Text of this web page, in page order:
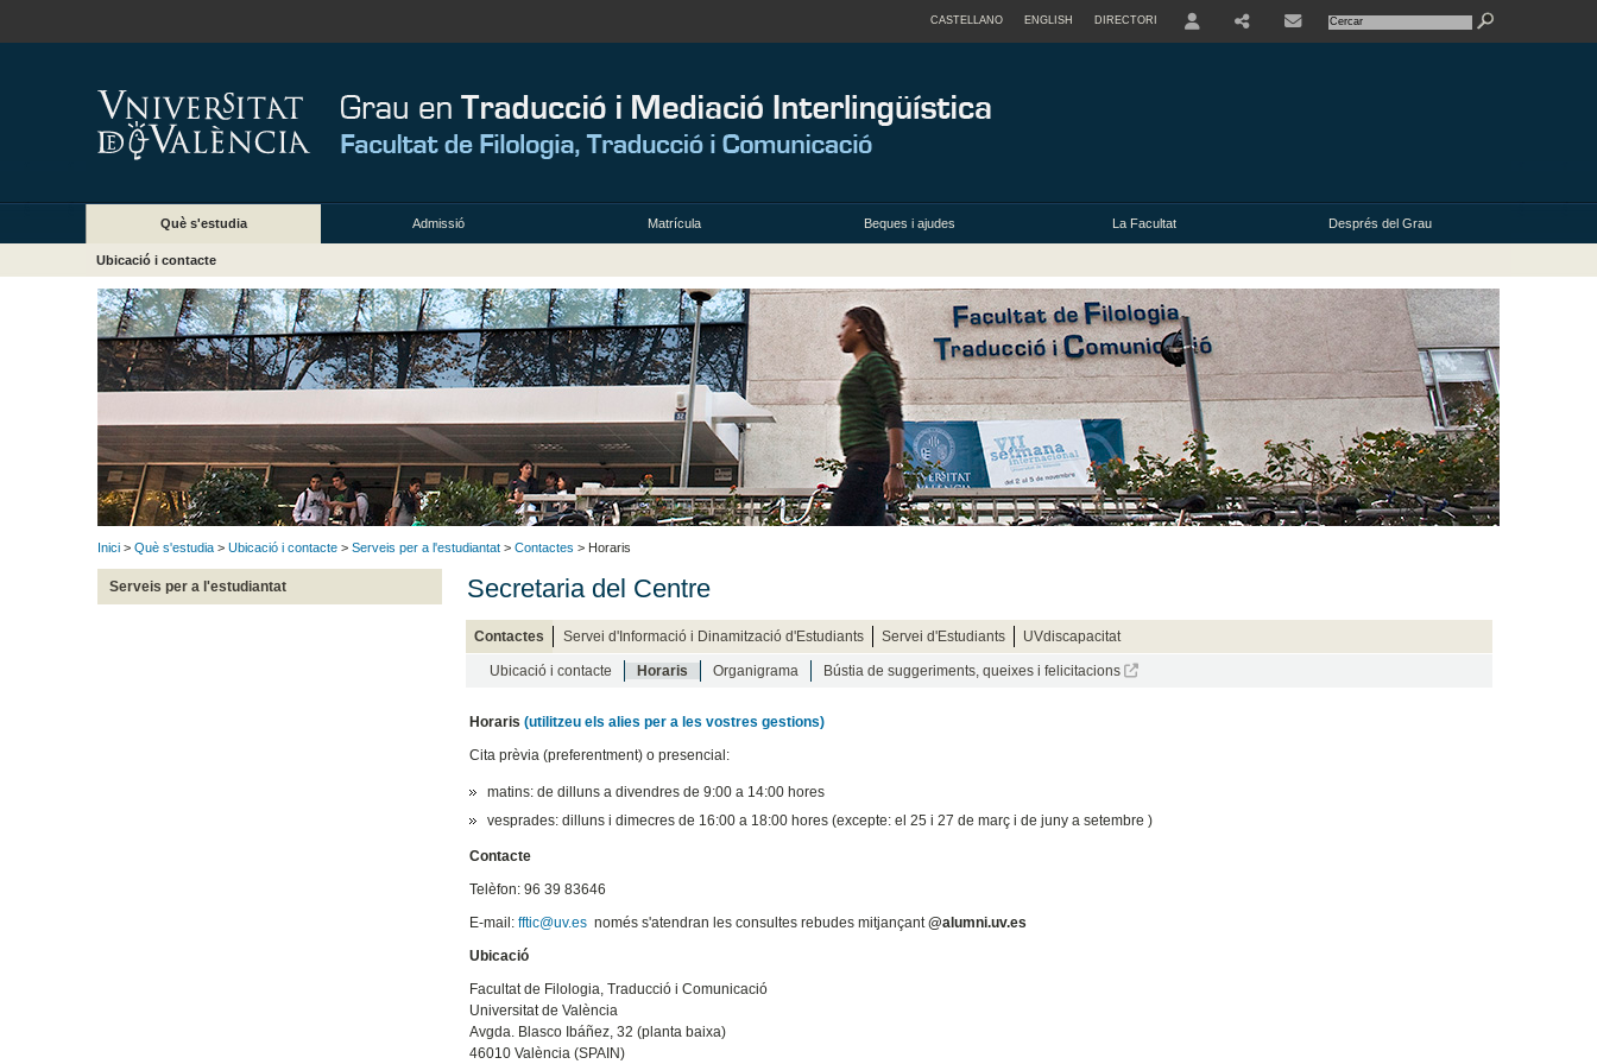
CASTELLANO ENGLISH DIRECTORI
Què s'estudia Admissió Matrícula Beques i ajudes La Facultat Després del Grau
Ubicació i contacte
Inici > Què s'estudia > Ubicació i contacte > Serveis per a l'estudiantat > Contactes > Horaris
Serveis per a l'estudiantat Secretaria del Centre
Contactes Servei d'Informació i Dinamització d'Estudiants Servei d'Estudiants UVdiscapacitat
Ubicació i contacte Horaris Organigrama Bústia de suggeriments, queixes i felicitacions
Horaris (utilitzeu els alies per a les vostres gestions)
Cita prèvia (preferentment) o presencial:
matins: de dilluns a divendres de 9:00 a 14:00 hores
vesprades: dilluns i dimecres de 16:00 a 18:00 hores (excepte: el 25 i 27 de març i de juny a setembre )
Contacte
Telèfon: 96 39 83646
E-mail: fftic@uv.esnomés s'atendran les consultes rebudes mitjançant @alumni.uv.es
Ubicació
Facultat de Filologia, Traducció i Comunicació
Universitat de València
Avgda. Blasco Ibáñez, 32 (planta baixa)
46010 València (SPAIN)